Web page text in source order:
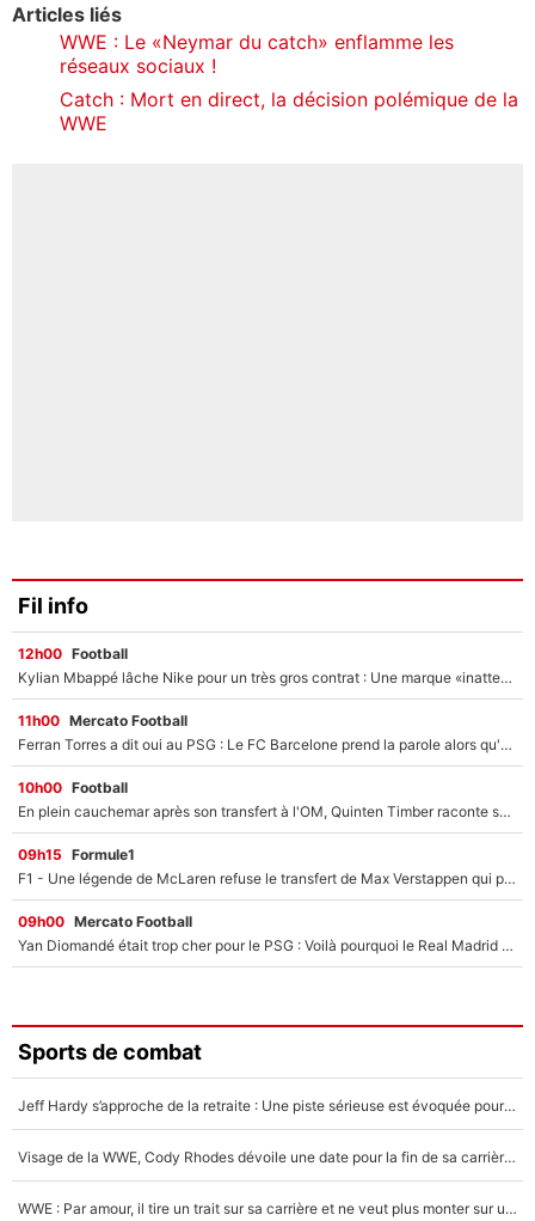
Articles liés
WWE : Le «Neymar du catch» enflamme les
réseaux sociaux !
Catch : Mort en direct, la décision polémique de la
WWE
Fil info
12h00 Football
Kylian Mbappé lâche Nike pour un très gros contrat : Une marque «inattendue» va frapper très fort
11h00 Mercato Football
Ferran Torres a dit oui au PSG : Le FC Barcelone prend la parole alors qu'un transfert de l'attaquant espagnol prend forme
10h00 Football
En plein cauchemar après son transfert à l'OM, Quinten Timber raconte ses doutes après sa signature à Marseille
09h15 Formule1
F1 - Une légende de McLaren refuse le transfert de Max Verstappen qui pourrait «faire des vagues» et plomber l'ambiance dans l'équipe
09h00 Mercato Football
Yan Diomandé était trop cher pour le PSG : Voilà pourquoi le Real Madrid a accepté de payer la somme record de 140M€ pour boucler son transfert !
Sports de combat
Jeff Hardy s’approche de la retraite : Une piste sérieuse est évoquée pour la reconversion de la légende de la WWE
Visage de la WWE, Cody Rhodes dévoile une date pour la fin de sa carrière dans le catch
WWE : Par amour, il tire un trait sur sa carrière et ne veut plus monter sur un ring de catch